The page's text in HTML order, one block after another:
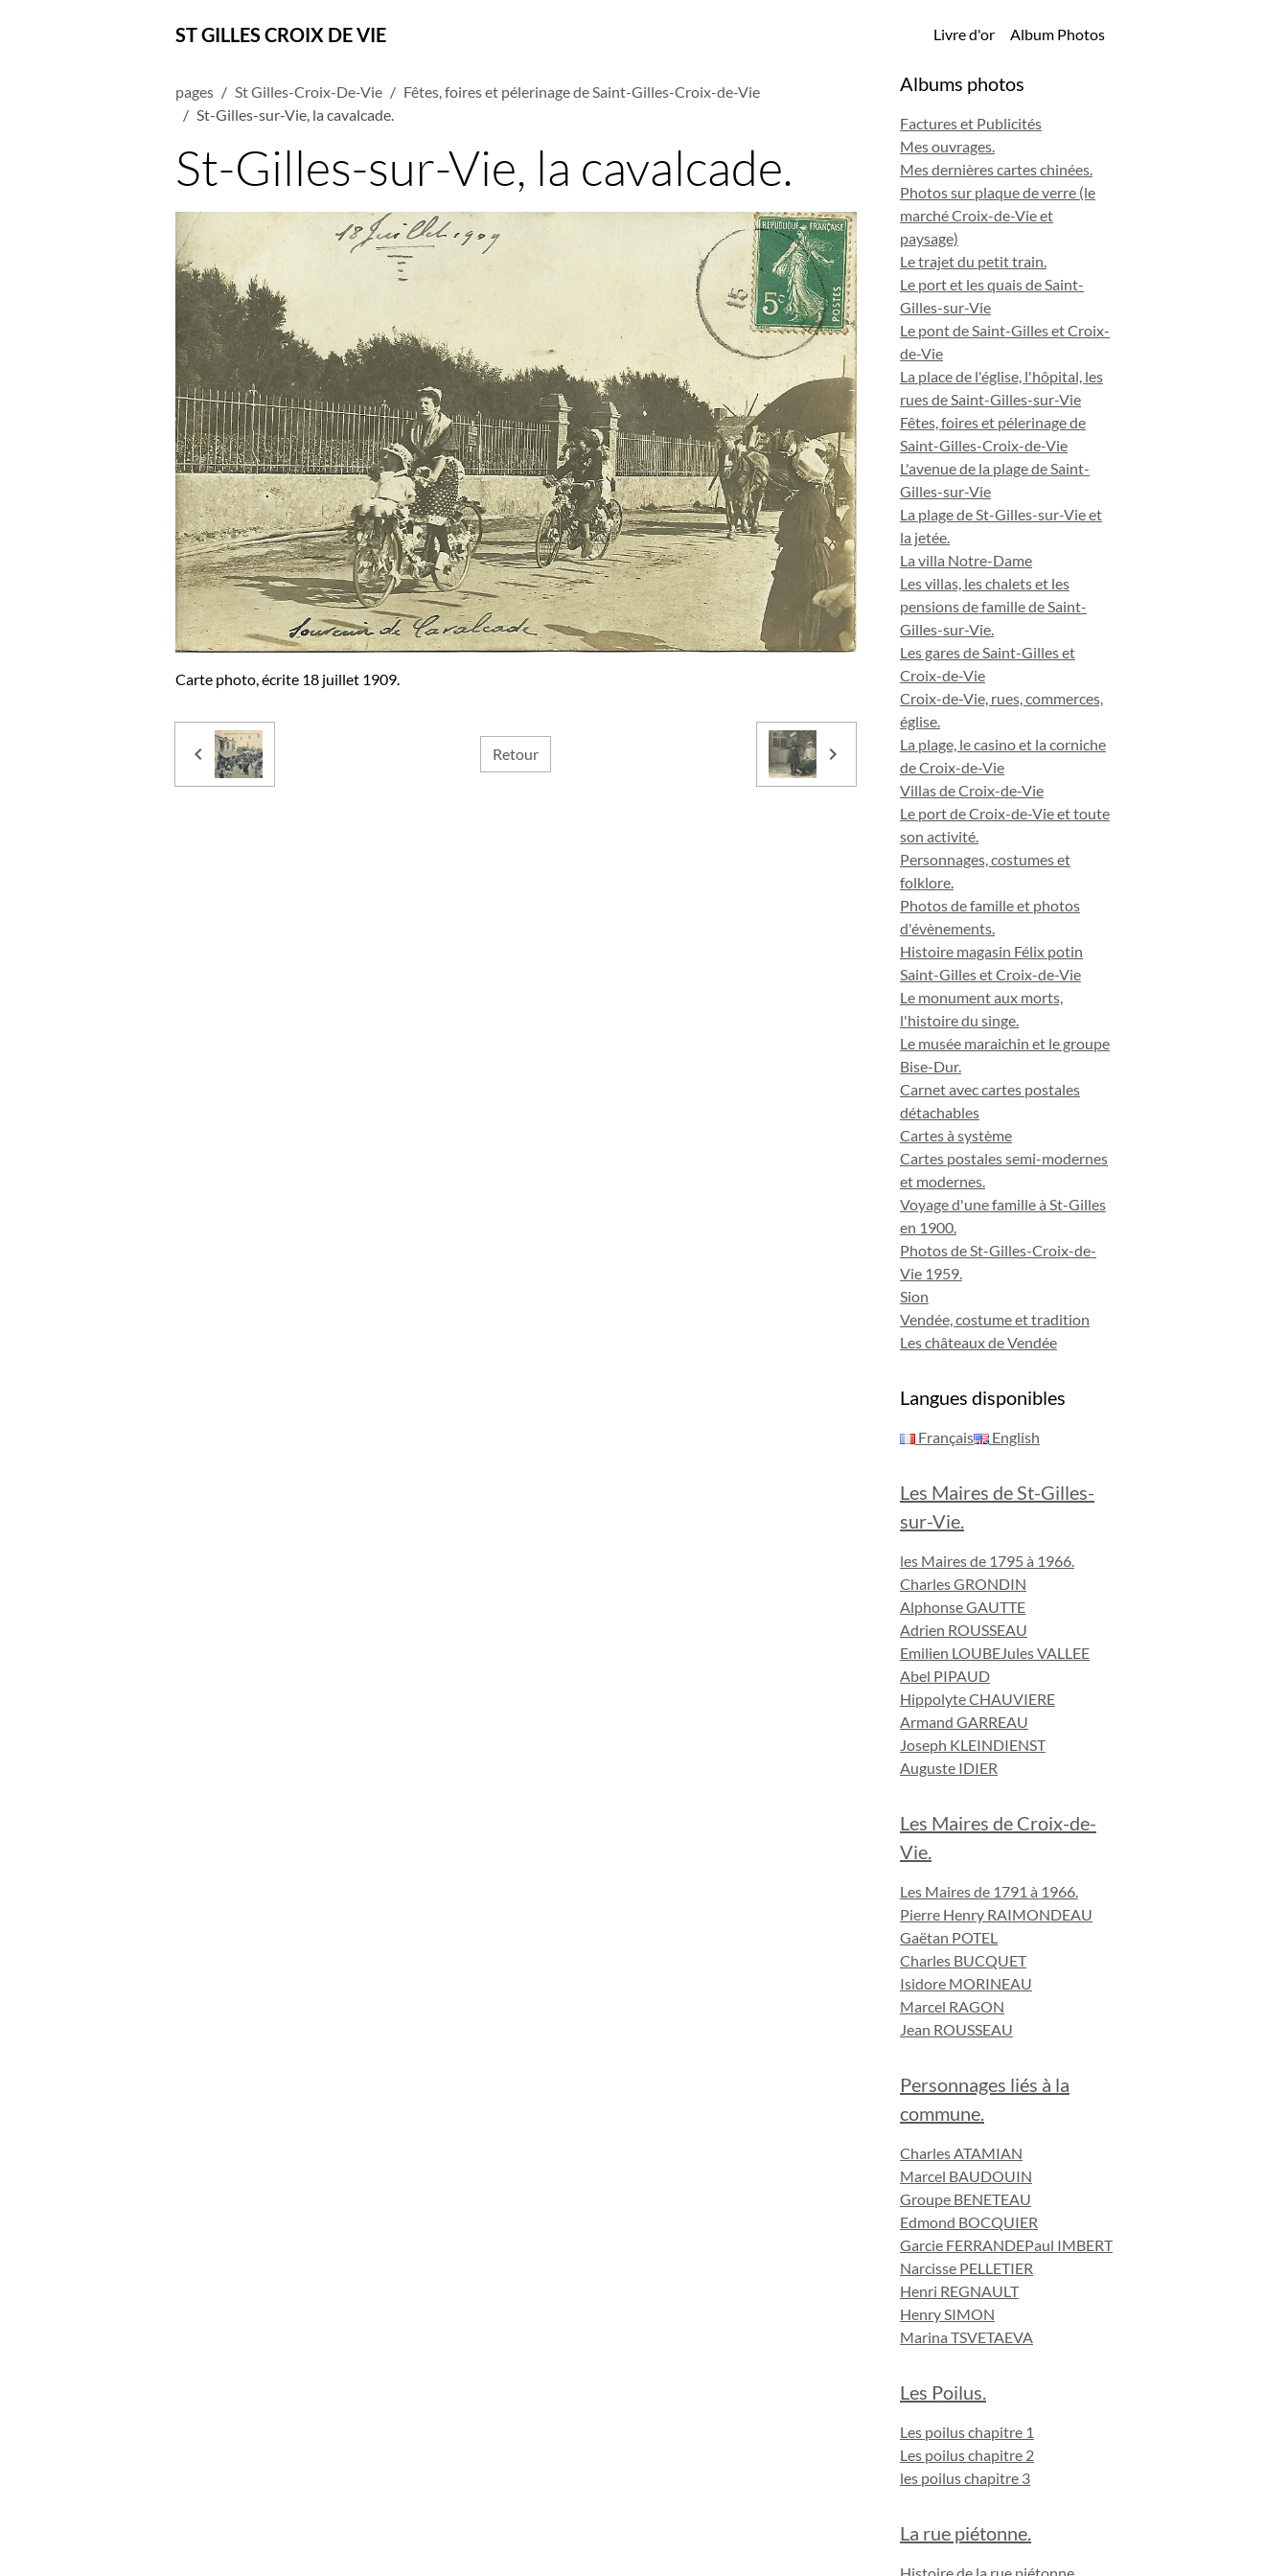
ST GILLES CROIX DE VIE Livre d'or Album Photos
pages St Gilles-Croix-De-Vie
Fêtes, foires et pélerinage de Saint-Gilles-Croix-de-Vie
St-Gilles-sur-Vie, la cavalcade.
St-Gilles-sur-Vie, la cavalcade.
Carte photo, écrite 18 juillet 1909.
Retour
Albums photos
Factures et Publicités
Mes ouvrages.
Mes dernières cartes chinées.
Photos sur plaque de verre (le
marché Croix-de-Vie et
paysage)
Le trajet du petit train.
Le port et les quais de Saint-
Gilles-sur-Vie
Le pont de Saint-Gilles et Croix-
de-Vie
La place de l'église, l'hôpital, les
rues de Saint-Gilles-sur-Vie
Fêtes, foires et pélerinage de
Saint-Gilles-Croix-de-Vie
L'avenue de la plage de Saint-
Gilles-sur-Vie
La plage de St-Gilles-sur-Vie et
la jetée.
La villa Notre-Dame
Les villas, les chalets et les
pensions de famille de Saint-
Gilles-sur-Vie.
Les gares de Saint-Gilles et
Croix-de-Vie
Croix-de-Vie, rues, commerces,
église.
La plage, le casino et la corniche
de Croix-de-Vie
Villas de Croix-de-Vie
Le port de Croix-de-Vie et toute
son activité.
Personnages, costumes et
folklore.
Photos de famille et photos
d'évènements.
Histoire magasin Félix potin
Saint-Gilles et Croix-de-Vie
Le monument aux morts,
l'histoire du singe.
Le musée maraichin et le groupe
Bise-Dur.
Carnet avec cartes postales
détachables
Cartes à système
Cartes postales semi-modernes
et modernes.
Voyage d'une famille à St-Gilles
en 1900.
Photos de St-Gilles-Croix-de-
Vie 1959.
Sion
Vendée, costume et tradition
Les châteaux de Vendée
Langues disponibles
Français English
Les Maires de St-Gilles-
sur-Vie.
les Maires de 1795 à 1966.
Charles GRONDIN
Alphonse GAUTTE
Adrien ROUSSEAU
Emilien LOUBEJules VALLEE
Abel PIPAUD
Hippolyte CHAUVIERE
Armand GARREAU
Joseph KLEINDIENST
Auguste IDIER
Les Maires de Croix-de-
Vie.
Les Maires de 1791 à 1966.
Pierre Henry RAIMONDEAU
Gaëtan POTEL
Charles BUCQUET
Isidore MORINEAU
Marcel RAGON
Jean ROUSSEAU
Personnages liés à la
commune.
Charles ATAMIAN
Marcel BAUDOUIN
Groupe BENETEAU
Edmond BOCQUIER
Garcie FERRANDEPaul IMBERT
Narcisse PELLETIER
Henri REGNAULT
Henry SIMON
Marina TSVETAEVA
Les Poilus.
Les poilus chapitre 1
Les poilus chapitre 2
les poilus chapitre 3
La rue piétonne.